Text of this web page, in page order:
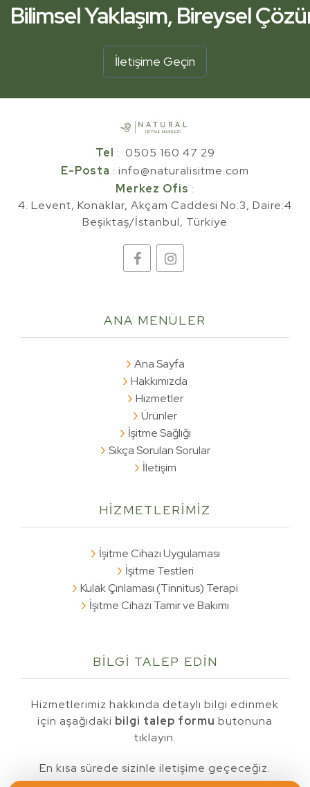
Bilimsel Yaklaşım, Bireysel
İşitme Kliniğiniz Yanınızda.
Bilimsel Yaklaşım, Bireysel
İletişime Geçin
Tel : 0505 160 47 29
E-Posta : info@naturalisitme.com
Merkez Ofis :
4. Levent, Konaklar, Akçam Caddesi No:3, Daire:4
Beşiktaş/İstanbul, Türkiye
ANA MENÜLER
Ana Sayfa
Hakkımızda
Hizmetler
Ürünler
İşitme Sağlığı
Sıkça Sorulan Sorular
İletişim
HİZMETLERİMİZ
İşitme Cihazı Uygulaması
İşitme Testleri
Kulak Çınlaması (Tinnitus) Terapi
İşitme Cihazı Tamir ve Bakımı
BİLGİ TALEP EDİN
Hizmetlerimiz hakkında detaylı bilgi edinmek
için aşağıdaki bilgi talep formu butonuna
tıklayın.
En kısa sürede sizinle iletişime geçeceğiz.